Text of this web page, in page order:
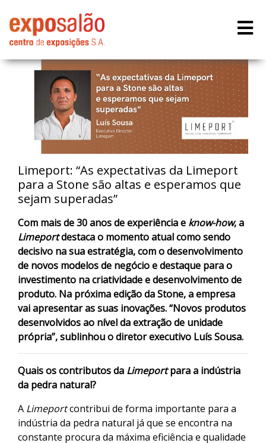
Limeport: “As expectativas da Limeport
para a Stone são altas e esperamos que
sejam superadas”
Com mais de 30 anos de experiência e know-how, a
Limeportdestaca o momento atual como sendo
decisivo na sua estratégia, com o desenvolvimento
de novos modelos de negócio e destaque para o
investimento na criatividade e desenvolvimento de
produto. Na próxima edição da Stone, a empresa
vai apresentar as suas inovações. “Novos produtos
desenvolvidos ao nível da extração de unidade
própria”, sublinhou o diretor executivo Luís Sousa.
Quais os contributos da Limeportpara a indústria
da pedra natural?
A Limeportcontribui de forma importante para a
indústria da pedra natural já que se encontra na
constante procura da máxima eficiência e qualidade